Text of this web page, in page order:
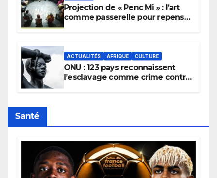
Projection de « Penc Mi » : l’art
comme passerelle pour repenser
ACTUALITÉS AFRIQUE CULTURE
ONU : 123 pays reconnaissent
l’esclavage comme crime contre
Santé